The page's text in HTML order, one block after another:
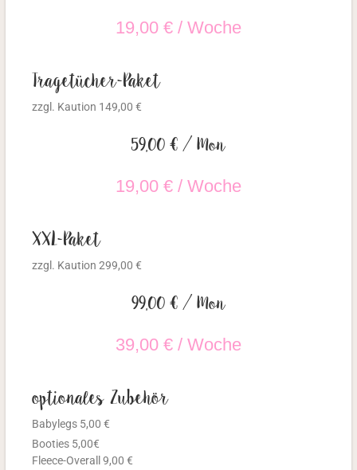
19,00 € / Woche
Tragetücher-Paket
zzgl. Kaution 149,00 €
59,00 € / Mon
19,00 € / Woche
XXL-Paket
zzgl. Kaution 299,00 €
99,00 € / Mon
39,00 € / Woche
optionales Zubehör
Babylegs 5,00 €
Booties 5,00€
Fleece-Overall 9,00 €